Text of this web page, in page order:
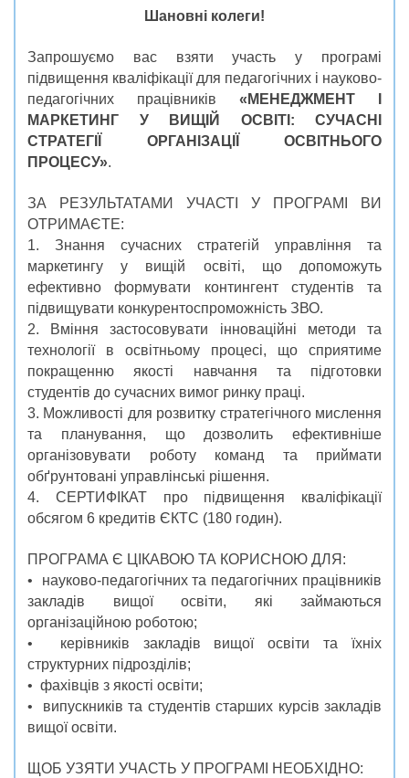
Шановні колеги!
Запрошуємо вас взяти участь у програмі
підвищення кваліфікації для педагогічних і науково-
педагогічних працівників «МЕНЕДЖМЕНТ І
МАРКЕТИНГ У ВИЩІЙ ОСВІТІ: СУЧАСНІ
СТРАТЕГІЇ ОРГАНІЗАЦІЇ ОСВІТНЬОГО
ПРОЦЕСУ».
ЗА РЕЗУЛЬТАТАМИ УЧАСТІ У ПРОГРАМІ ВИ
ОТРИМАЄТЕ:
1. Знання сучасних стратегій управління та
маркетингу у вищій освіті, що допоможуть
ефективно формувати контингент студентів та
підвищувати конкурентоспроможність ЗВО.
2. Вміння застосовувати інноваційні методи та
технології в освітньому процесі, що сприятиме
покращенню якості навчання та підготовки
студентів до сучасних вимог ринку праці.
3. Можливості для розвитку стратегічного мислення
та планування, що дозволить ефективніше
організовувати роботу команд та приймати
обґрунтовані управлінські рішення.
4. СЕРТИФІКАТ про підвищення кваліфікації
обсягом 6 кредитів ЄКТС (180 годин).
ПРОГРАМА Є ЦІКАВОЮ ТА КОРИСНОЮ ДЛЯ:
• науково-педагогічних та педагогічних працівників
закладів вищої освіти, які займаються
організаційною роботою;
• керівників закладів вищої освіти та їхніх
структурних підрозділів;
• фахівців з якості освіти;
• випускників та студентів старших курсів закладів
вищої освіти.
ЩОБ УЗЯТИ УЧАСТЬ У ПРОГРАМІ НЕОБХІДНО: